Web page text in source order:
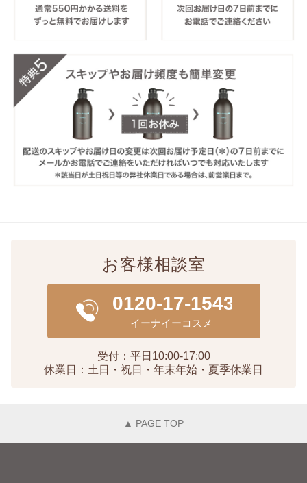
お客様相談室
受付：平日10:00-17:00
休業日：土日・祝日・年末年始・夏季休業日
▲ PAGE TOP